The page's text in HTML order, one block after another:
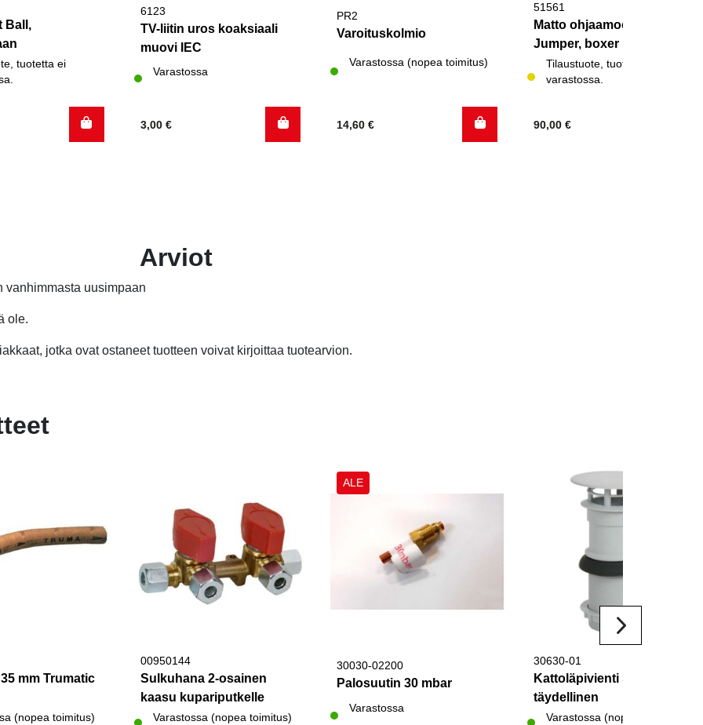
Ball,
tuotetta ei
6123
TV-liitin uros koaksiaali
muovi IEC
Varastossa
3,00 €
PR2
Varoituskolmio
Varastossa (nopea toimitus)
14,60€
51561
Matto ohjaamoon Ducato,
Jumper, boxer 1994-2002
Tilaustuote, tuotetta ei
varastossa.
90,00€
Arviot
vanhimmasta uusimpaan
ole.
jotka ovat ostaneet tuotteen voivat kirjoittaa tuotearvion.
35 mm Trumatic
(nopea toimitus)
00950144
Sulkuhana 2-osainen
kaasu kupariputkelle
Varastossa (nopea toimitus)
ALE
30030-02200
Palosuutin 30 mbar
Varastossa
30630-01
Kattoläpivienti S-3002
täydellinen
Varastossa (nopea toimitus)